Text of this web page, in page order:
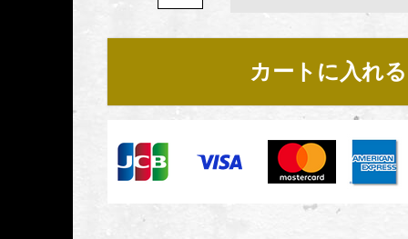
カートに入れる